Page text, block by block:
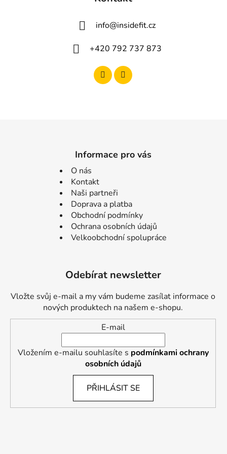
info@insidefit.cz
+420 792 737 873
Informace pro vás
O nás
Kontakt
Naši partneři
Doprava a platba
Obchodní podmínky
Ochrana osobních údajů
Velkoobchodní spolupráce
Odebírat newsletter
Vložte svůj e-mail a my vám budeme zasílat informace o
nových produktech na našem e-shopu.
E-mail
Vložením e-mailu souhlasíte s podmínkami ochrany
osobních údajů
PŘIHLÁSIT SE